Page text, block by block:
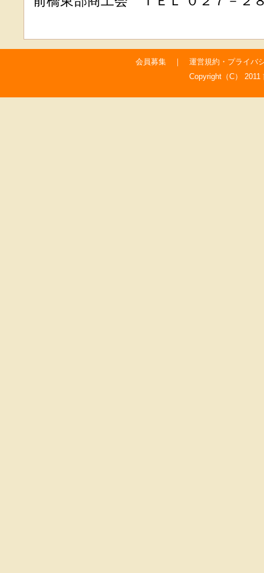
会員募集 ｜ 運営規約・プライバ
Copyright（C）